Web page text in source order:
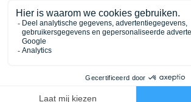
Solutions solaires
Fotovoltaïsche projecten voor
particulieren – B2C
19 september 2025